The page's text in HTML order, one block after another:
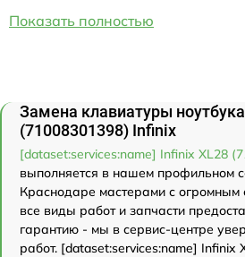
Показать полностью
Замена клавиатуры
(71008301398) Infinix
[dataset:services:name] Infinix XL28
выполняется в нашем профильном
Краснодаре мастерами с огромным
все виды работ и запчасти
гарантию - мы в сервис-центре
работ. [dataset:services:name] Infinix